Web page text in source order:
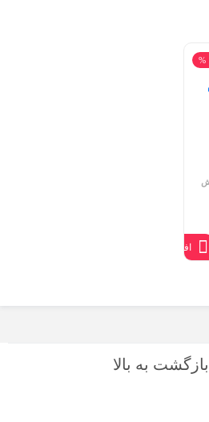
افزودن به سبد
بازگشت به بالا